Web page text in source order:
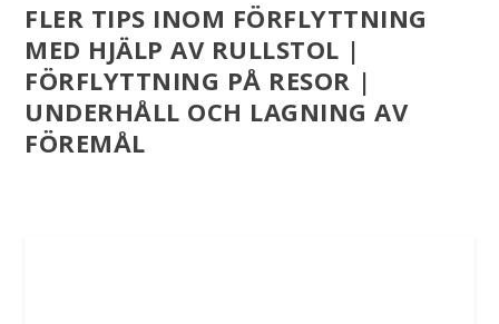
FLER TIPS INOM FÖRFLYTTNING
MED HJÄLP AV RULLSTOL |
FÖRFLYTTNING PÅ RESOR |
UNDERHÅLL OCH LAGNING AV
FÖREMÅL